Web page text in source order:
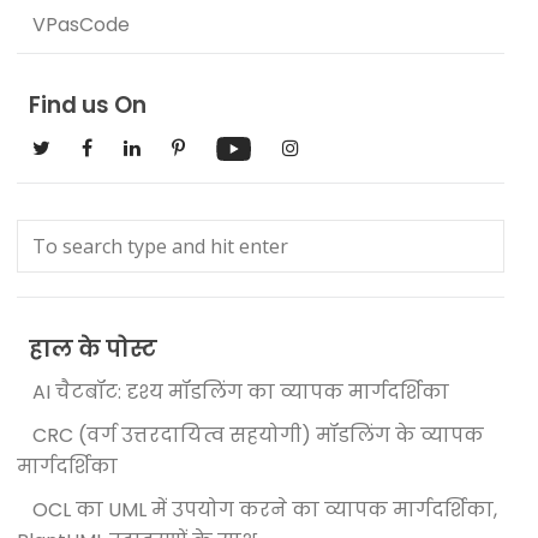
VPasCode
Find us On
हाल के पोस्ट
AI चैटबॉट: दृश्य मॉडलिंग का व्यापक मार्गदर्शिका
CRC (वर्ग उत्तरदायित्व सहयोगी) मॉडलिंग के व्यापक
मार्गदर्शिका
OCL का UML में उपयोग करने का व्यापक मार्गदर्शिका,